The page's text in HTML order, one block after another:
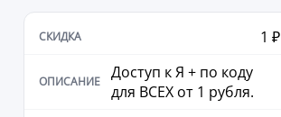
1 ₽
Доступ к Я + по коду
для ВСЕХ от 1 рубля.